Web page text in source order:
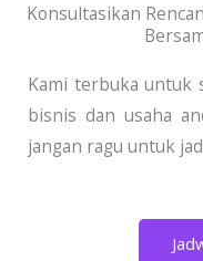
Konsultasikan
Kami terbuka untuk
bisnis dan usaha
jangan ragu untuk